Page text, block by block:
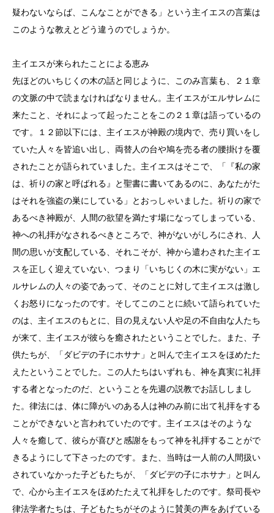
疑わないならば、こんなことができる」という主イエスの言葉は
このような教えとどう違うのでしょうか。
主イエスが来られたことによる恵み
先ほどのいちじくの木の話と同じように、このみ言葉も、２１章
の文脈の中で読まなければなりません。主イエスがエルサレムに
来たこと、それによって起ったことをこの２１章は語っているの
です。１２節以下には、主イエスが神殿の境内で、売り買いをし
ていた人々を皆追い出し、両替人の台や鳩を売る者の腰掛けを覆
されたことが語られていました。主イエスはそこで、「『私の家
は、祈りの家と呼ばれる』と聖書に書いてあるのに、あなたがた
はそれを強盗の巣にしている」とおっしゃいました。祈りの家で
あるべき神殿が、人間の欲望を満たす場になってしまっている、
神への礼拝がなされるべきところで、神がないがしろにされ、人
間の思いが支配している、それこそが、神から遣わされた主イエ
スを正しく迎えていない、つまり「いちじくの木に実がない」エ
ルサレムの人々の姿であって、そのことに対して主イエスは激し
くお怒りになったのです。そしてこのことに続いて語られていた
のは、主イエスのもとに、目の見えない人や足の不自由な人たち
が来て、主イエスが彼らを癒されたということでした。また、子
供たちが、「ダビデの子にホサナ」と叫んで主イエスをほめたた
えたということでした。この人たちはいずれも、神を真実に礼拝
する者となったのだ、ということを先週の説教でお話ししまし
た。律法には、体に障がいのある人は神のみ前に出て礼拝をする
ことができないと言われていたのです。主イエスはそのような
人々を癒して、彼らが喜びと感謝をもって神を礼拝することがで
きるようにして下さったのです。また、当時は一人前の人間扱い
されていなかった子どもたちが、「ダビデの子にホサナ」と叫ん
で、心から主イエスをほめたたえて礼拝をしたのです。祭司長や
律法学者たちは、子どもたちがそのように賛美の声をあげている